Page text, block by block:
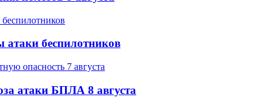
атаки беспилотников
атаки БПЛА 8 августа